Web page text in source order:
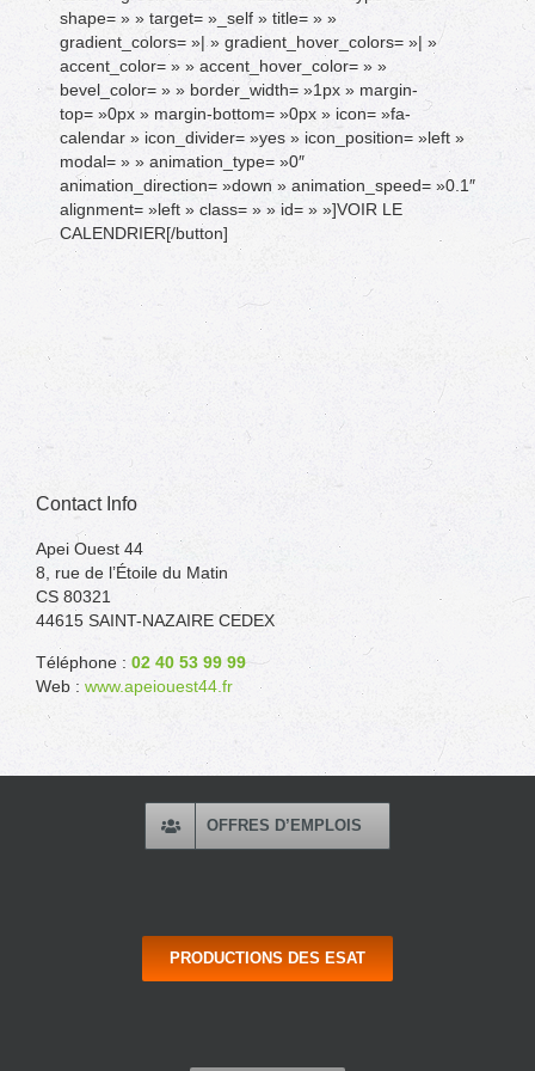
shape= » » target= »_self » title= » »
gradient_colors= »| » gradient_hover_colors= »| »
accent_color= » » accent_hover_color= » »
bevel_color= » » border_width= »1px » margin-
top= »0px » margin-bottom= »0px » icon= »fa-
calendar » icon_divider= »yes » icon_position= »left »
modal= » » animation_type= »0″
animation_direction= »down » animation_speed= »0.1″
alignment= »left » class= » » id= » »]VOIR LE
CALENDRIER[/button]
Contact Info
Apei Ouest 44
8, rue de l’Étoile du Matin
CS 80321
44615 SAINT-NAZAIRE CEDEX
Téléphone : 02 40 53 99 99
Web : www.apeiouest44.fr
OFFRES D’EMPLOIS
PRODUCTIONS DES ESAT